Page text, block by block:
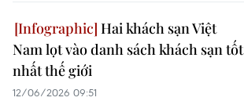
Hai khách sạn Việt
Nam lọt vào danh sách khách sạn tốt
nhất thế giới
12/06/2026 09:51